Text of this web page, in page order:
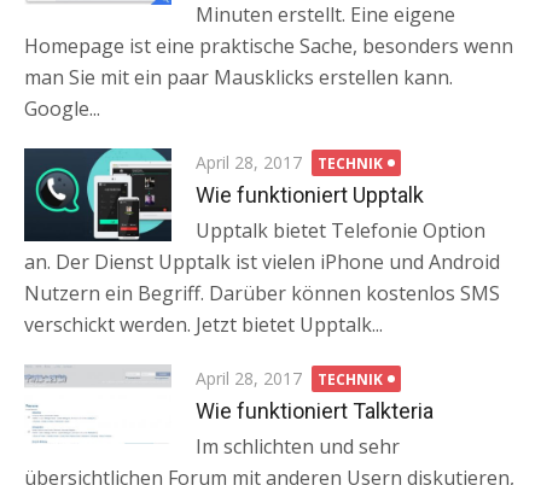
Minuten erstellt. Eine eigene
Homepage ist eine praktische Sache, besonders wenn
man Sie mit ein paar Mausklicks erstellen kann.
Google...
Posted
on
April 28, 2017 TECHNIK
Wie funktioniert Upptalk
Upptalk bietet Telefonie Option
an. Der Dienst Upptalk ist vielen iPhone und Android
Nutzern ein Begriff. Darüber können kostenlos SMS
verschickt werden. Jetzt bietet Upptalk...
Posted
on
April 28, 2017 TECHNIK
Wie funktioniert Talkteria
Im schlichten und sehr
übersichtlichen Forum mit anderen Usern diskutieren,